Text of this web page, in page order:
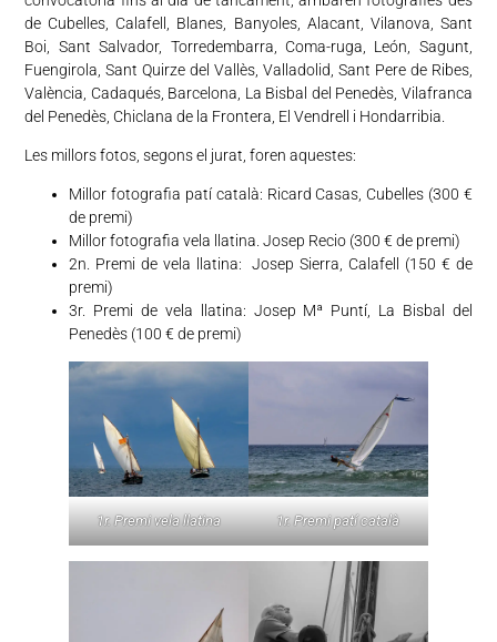
de Cubelles, Calafell, Blanes, Banyoles, Alacant, Vilanova, Sant
Boi, Sant Salvador, Torredembarra, Coma-ruga, León, Sagunt,
Fuengirola, Sant Quirze del Vallès, Valladolid, Sant Pere de Ribes,
València, Cadaqués, Barcelona, La Bisbal del Penedès, Vilafranca
del Penedès, Chiclana de la Frontera, El Vendrell i Hondarribia.
Les millors fotos, segons el jurat, foren aquestes:
Millor fotografia patí català: Ricard Casas, Cubelles (300 €
de premi)
Millor fotografia vela llatina. Josep Recio (300 € de premi)
2n. Premi de vela llatina: Josep Sierra, Calafell (150 € de
premi)
3r. Premi de vela llatina: Josep Mª Puntí, La Bisbal del
Penedès (100 € de premi)
1r. Premi vela llatina 1r. Premi patí català